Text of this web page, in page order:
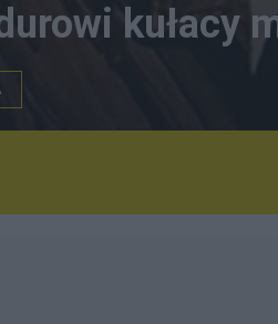
kułacy